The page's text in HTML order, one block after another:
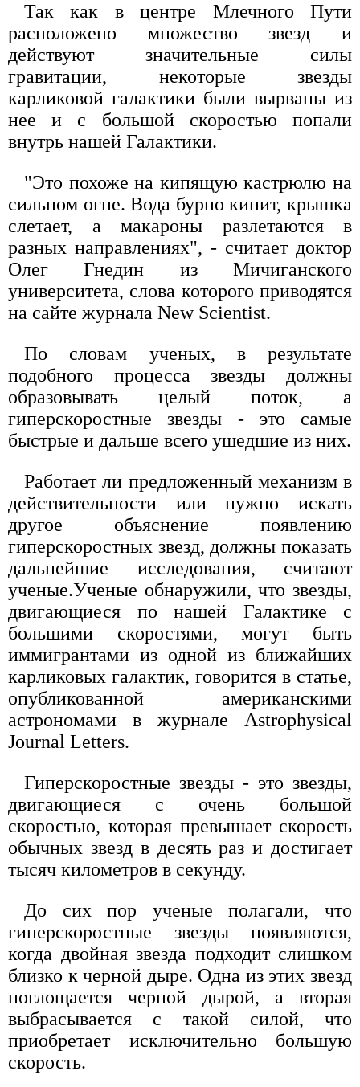
Так как в центре Млечного Пути
расположено множество звезд и
действуют значительные силы
гравитации, некоторые звезды
карликовой галактики были вырваны из
нее и с большой скоростью попали
внутрь нашей Галактики.
"Это похоже на кипящую кастрюлю на
сильном огне. Вода бурно кипит, крышка
слетает, а макароны разлетаются в
разных направлениях", - считает доктор
Олег Гнедин из Мичиганского
университета, слова которого приводятся
на сайте журнала New Scientist.
По словам ученых, в результате
подобного процесса звезды должны
образовывать целый поток, а
гиперскоростные звезды - это самые
быстрые и дальше всего ушедшие из них.
Работает ли предложенный механизм в
действительности или нужно искать
другое объяснение появлению
гиперскоростных звезд, должны показать
дальнейшие исследования, считают
ученые.Ученые обнаружили, что звезды,
двигающиеся по нашей Галактике с
большими скоростями, могут быть
иммигрантами из одной из ближайших
карликовых галактик, говорится в статье,
опубликованной американскими
астрономами в журнале Astrophysical
Journal Letters.
Гиперскоростные звезды - это звезды,
двигающиеся с очень большой
скоростью, которая превышает скорость
обычных звезд в десять раз и достигает
тысяч километров в секунду.
До сих пор ученые полагали, что
гиперскоростные звезды появляются,
когда двойная звезда подходит слишком
близко к черной дыре. Одна из этих звезд
поглощается черной дырой, а вторая
выбрасывается с такой силой, что
приобретает исключительно большую
скорость.